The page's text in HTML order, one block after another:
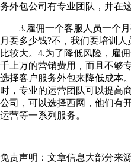
务外包公司有专业团队，并在
3.雇佣一个客服人员一个月
月要多少钱?不，我们要培训
比较大。4.为了降低风险，雇
千上万的营销费用，而且不够
选择客户服务外包来降低成本
时，专业的运营团队可以提高
公司，可以选择西网，他们有
运营等一系列服务。
免责声明：文章信息大部分来